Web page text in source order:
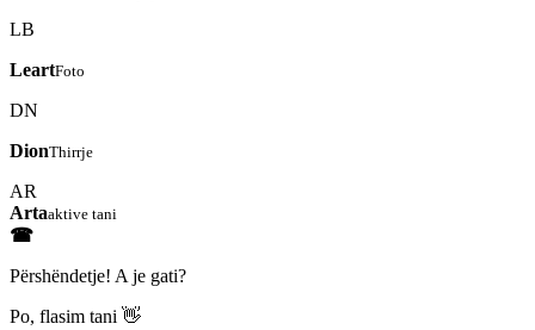
LB
LeartFoto
DN
DionThirrje
AR
Artaaktive tani
☎
Përshëndetje! A je gati?
Po, flasim tani 👋